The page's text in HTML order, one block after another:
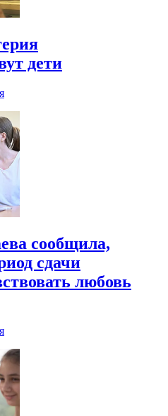
дети
сообщила,
сдачи
любовь